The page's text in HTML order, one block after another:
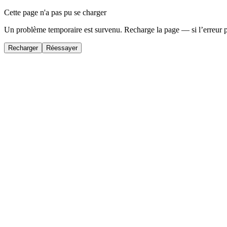
Cette page n'a pas pu se charger
Un problème temporaire est survenu. Recharge la page — si
Recharger Réessayer